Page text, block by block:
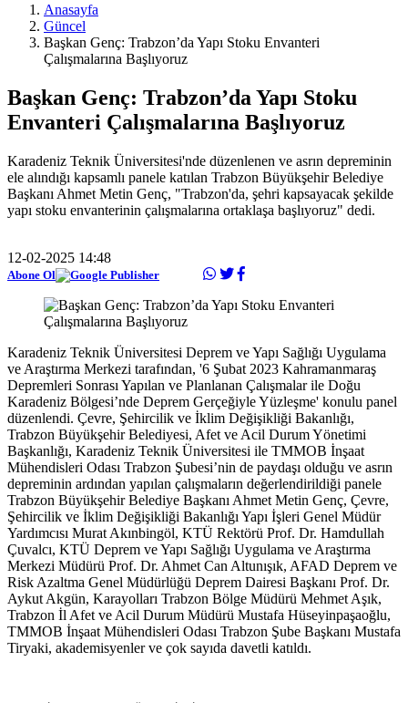
Anasayfa
Güncel
Başkan Genç: Trabzon’da Yapı Stoku Envanteri
Çalışmalarına Başlıyoruz
Başkan Genç: Trabzon’da Yapı Stoku
Envanteri Çalışmalarına Başlıyoruz
Karadeniz Teknik Üniversitesi'nde düzenlenen ve asrın depreminin
ele alındığı kapsamlı panele katılan Trabzon Büyükşehir Belediye
Başkanı Ahmet Metin Genç, "Trabzon'da, şehri kapsayacak şekilde
yapı stoku envanterinin çalışmalarına ortaklaşa başlıyoruz" dedi.
12-02-2025 14:48
Abone Ol
Karadeniz Teknik Üniversitesi Deprem ve Yapı Sağlığı Uygulama
ve Araştırma Merkezi tarafından, '6 Şubat 2023 Kahramanmaraş
Depremleri Sonrası Yapılan ve Planlanan Çalışmalar ile Doğu
Karadeniz Bölgesi’nde Deprem Gerçeğiyle Yüzleşme' konulu panel
düzenlendi. Çevre, Şehircilik ve İklim Değişikliği Bakanlığı,
Trabzon Büyükşehir Belediyesi, Afet ve Acil Durum Yönetimi
Başkanlığı, Karadeniz Teknik Üniversitesi ile TMMOB İnşaat
Mühendisleri Odası Trabzon Şubesi’nin de paydaşı olduğu ve asrın
depreminin ardından yapılan çalışmaların değerlendirildiği panele
Trabzon Büyükşehir Belediye Başkanı Ahmet Metin Genç, Çevre,
Şehircilik ve İklim Değişikliği Bakanlığı Yapı İşleri Genel Müdür
Yardımcısı Murat Akınbingöl, KTÜ Rektörü Prof. Dr. Hamdullah
Çuvalcı, KTÜ Deprem ve Yapı Sağlığı Uygulama ve Araştırma
Merkezi Müdürü Prof. Dr. Ahmet Can Altunışık, AFAD Deprem ve
Risk Azaltma Genel Müdürlüğü Deprem Dairesi Başkanı Prof. Dr.
Aykut Akgün, Karayolları Trabzon Bölge Müdürü Mehmet Aşık,
Trabzon İl Afet ve Acil Durum Müdürü Mustafa Hüseyinpaşaoğlu,
TMMOB İnşaat Mühendisleri Odası Trabzon Şube Başkanı Mustafa
Tiryaki, akademisyenler ve çok sayıda davetli katıldı.